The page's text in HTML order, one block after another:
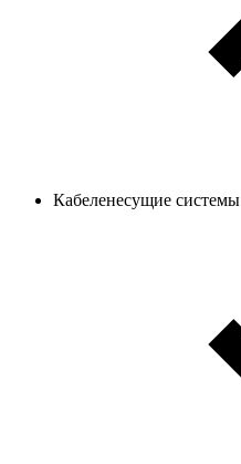
Кабеленесущие системы